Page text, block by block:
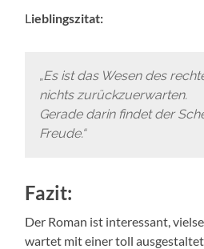
Lieblingszitat:
„Es ist das Wesen des
nichts zurückzuerwarten.
Gerade darin findet der
Freude.“
Fazit:
Der Roman ist interessant,
wartet mit einer toll